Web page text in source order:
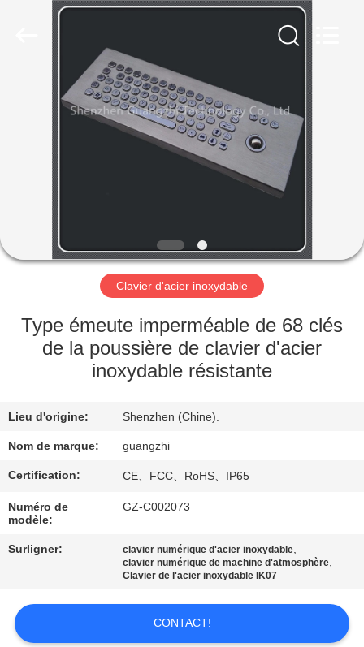
MAISON
PRODUITS
SUJET
DE
NOUS
VISITE
D'USINE
DE
QUALITÉ
CONTACTEZ-
NOUS
DEMANDEZ
UNE
CITATION
Clavier d'acier inoxydable
Type émeute imperméable de 68 clés
de la poussière de clavier d'acier
inoxydable résistante
Lieu d'origine: Shenzhen (Chine).
Nom de marque: guangzhi
Certification: CE、FCC、RoHS、IP65
Numéro de
modèle:
GZ-C002073
Surligner: clavier numérique d'acier inoxydable,
clavier numérique de machine d'atmosphère,
Clavier de l'acier inoxydable IK07
CONTACT!